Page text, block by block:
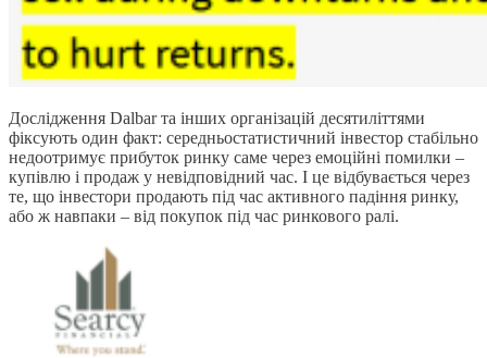
Дослідження Dalbar та інших організацій десятиліттями
фіксують один факт: середньостатистичний інвестор стабільно
недоотримує прибуток ринку саме через емоційні помилки –
купівлю і продаж у невідповідний час. І це відбувається через
те, що інвестори продають під час активного падіння ринку,
або ж навпаки – від покупок під час ринкового ралі.